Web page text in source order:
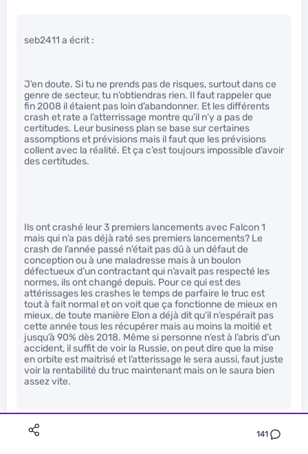
141
seb2411 a écrit :
J’en doute. Si tu ne prends pas de risques, surtout dans ce
genre de secteur, tu n’obtiendras rien. Il faut rappeler que
fin 2008 il étaient pas loin d’abandonner. Et les différents
crash et rate a l’atterrissage montre qu’il n’y a pas de
certitudes. Leur business plan se base sur certaines
assomptions et prévisions mais il faut que les prévisions
collent avec la réalité. Et ça c’est toujours impossible d’avoir
des certitudes.
Ils ont crashé leur 3 premiers lancements avec Falcon 1
mais qui n’a pas déjà raté ses premiers lancements? Le
crash de l’année passé n’était pas dû à un défaut de
conception ou à une maladresse mais à un boulon
défectueux d’un contractant qui n’avait pas respecté les
normes, ils ont changé depuis. Pour ce qui est des
attérissages les crashes le temps de parfaire le truc est
tout à fait normal et on voit que ça fonctionne de mieux en
mieux, de toute manière Elon a déjà dit qu’il n’espérait pas
cette année tous les récupérer mais au moins la moitié et
jusqu’à 90% dès 2018. Même si personne n’est à l’abris d’un
accident, il suffit de voir la Russie, on peut dire que la mise
en orbite est maitrisé et l’atterissage le sera aussi, faut juste
voir la rentabilité du truc maintenant mais on le saura bien
assez vite.